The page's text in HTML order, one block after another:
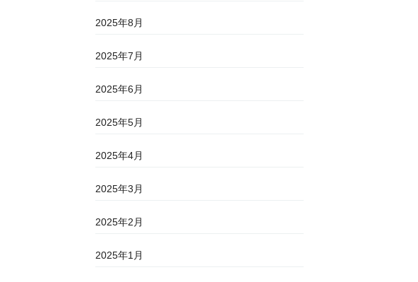
2025年8月
2025年7月
2025年6月
2025年5月
2025年4月
2025年3月
2025年2月
2025年1月